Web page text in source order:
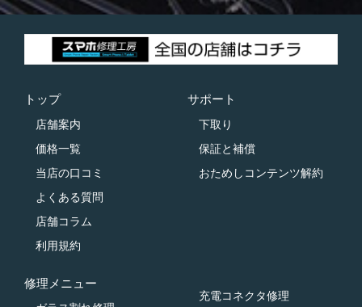
トップ
店舗案内
価格一覧
当店の口コミ
よくある質問
店舗コラム
利用規約
サポート
下取り
保証と補償
おためしコンテンツ解約
修理メニュー
充電コネクタ修理